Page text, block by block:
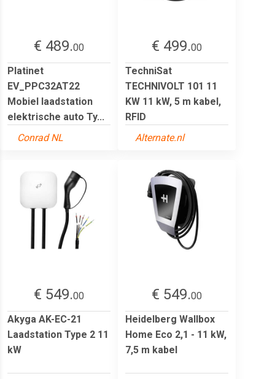
€ 489.00
Platinet
EV_PPC32AT22
Mobiel laadstation
elektrische auto Ty...
Conrad NL
€ 499.00
TechniSat
TECHNIVOLT 101 11
KW 11 kW, 5 m kabel,
RFID
Alternate.nl
€ 549.00
Akyga AK-EC-21
Laadstation Type 2 11
kW
€ 549.00
Heidelberg Wallbox
Home Eco 2,1 - 11 kW,
7,5 m kabel